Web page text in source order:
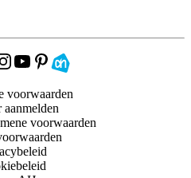
voorwaarden
aanmelden
voorwaarden